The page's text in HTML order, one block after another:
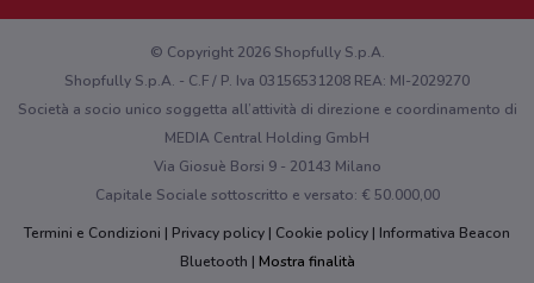
Hai un malfunzionamento sul web o sull'app?
© Copyright 2026 Shopfully S.p.A.
Shopfully S.p.A. - C.F / P. Iva 03156531208 REA: MI-2029270
Società a socio unico soggetta all’attività di direzione e coordinamento di
MEDIA Central Holding GmbH
Via Giosuè Borsi 9 - 20143 Milano
Capitale Sociale sottoscritto e versato: € 50.000,00
Termini e Condizioni
Privacy policy Cookie policy
Informativa Beacon
Bluetooth
Mostra finalità